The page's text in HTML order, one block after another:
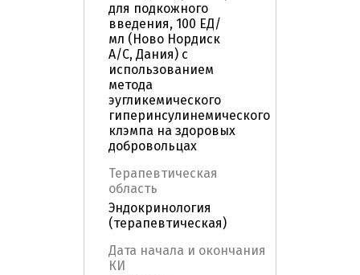
для подкожного
введения, 100 ЕД/
мл (Ново Нордиск
А/С, Дания) с
использованием
метода
эугликемического
гиперинсулинемического
клэмпа на здоровых
добровольцах
Терапевтическая
область
Эндокринология
(терапевтическая)
Дата начала и окончания
КИ